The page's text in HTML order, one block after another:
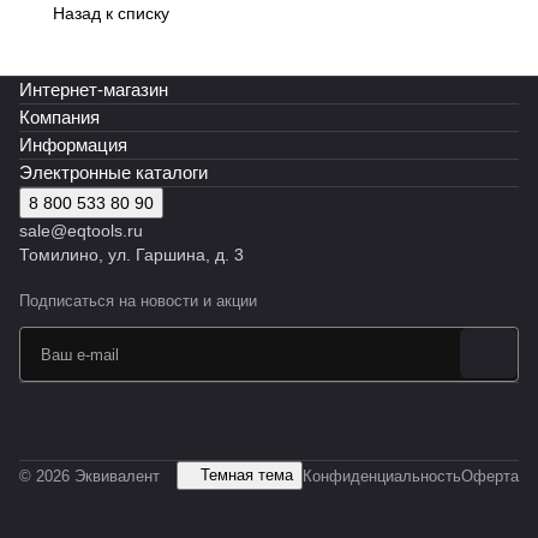
Эквив
алент
EMG4
Эквив
алент
EMG4
Эквив
алент
Эквив
алент
Эквив
алент
Эквив
алент
Эквив
алент
Эквив
алент
Эквив
алент
5
Эквив
Назад к списку
Интернет-магазин
Компания
Информация
Электронные каталоги
8 800 533 80 90
sale@eqtools.ru
Томилино, ул. Гаршина, д. 3
Подписаться на новости и акции
© 2026 Эквивалент Темная тема КонфиденциальностьОферта